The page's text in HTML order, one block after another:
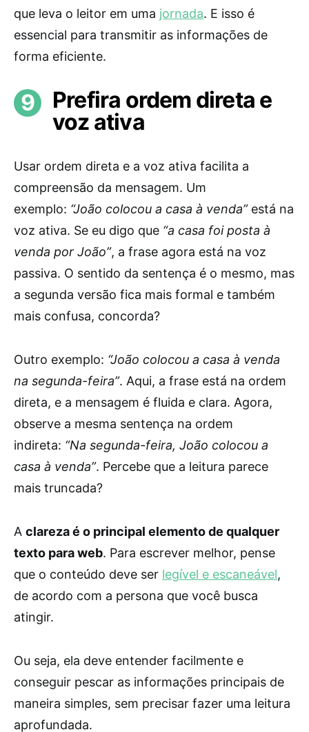
que leva o leitor em uma jornada. E isso é
essencial para transmitir as informações de
forma eficiente.
Prefira ordem direta e
voz ativa
Usar ordem direta e a voz ativa facilita a
compreensão da mensagem. Um
exemplo: “João colocou a casa à venda”está na
voz ativa. Se eu digo que “a casa foi posta à
venda por João”, a frase agora está na voz
passiva. O sentido da sentença é o mesmo, mas
a segunda versão fica mais formal e também
mais confusa, concorda?
Outro exemplo: “João colocou a casa à venda
na segunda-feira”. Aqui, a frase está na ordem
direta, e a mensagem é fluida e clara. Agora,
observe a mesma sentença na ordem
indireta: “Na segunda-feira, João colocou a
casa à venda”. Percebe que a leitura parece
mais truncada?
A clareza é o principal elemento de qualquer
texto para web. Para escrever melhor, pense
que o conteúdo deve ser legível e escaneável,
de acordo com a persona que você busca
atingir.
Ou seja, ela deve entender facilmente e
conseguir pescar as informações principais de
maneira simples, sem precisar fazer uma leitura
aprofundada.